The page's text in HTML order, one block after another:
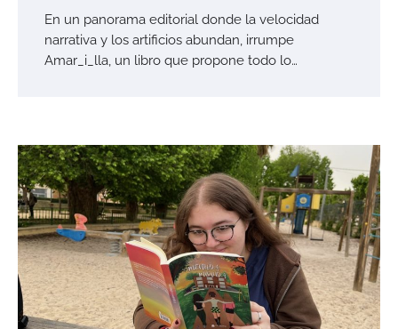
En un panorama editorial donde la velocidad
narrativa y los artificios abundan, irrumpe
Amar_i_lla, un libro que propone todo lo…